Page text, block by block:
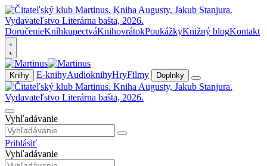
DoručenieKníhkupectváKnihovrátokPoukážkyKnižný blogKontakt
Knihy E-knihyAudioknihyHryFilmy Doplnky
Vyhľadávanie
Prihlásiť
Vyhľadávanie